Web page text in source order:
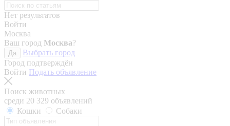
Нет результатов
Войти
Москва
Ваш город Москва?
Да
Выбрать город
Город подтверждён
Войти Подать объявление
Поиск животных
среди 20 329 объявлений
Кошки
Собаки